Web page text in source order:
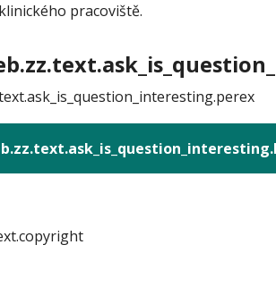
pracoviště.